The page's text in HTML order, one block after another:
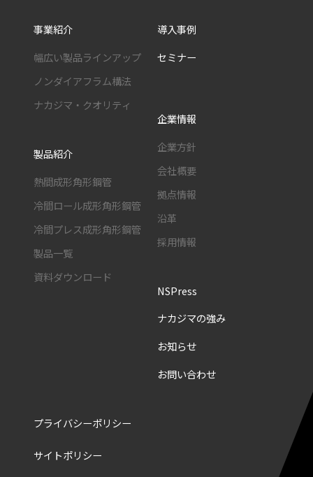
事業紹介
幅広い製品ラインアップ
ノンダイアフラム構法
ナカジマ・クオリティ
製品紹介
熱間成形角形鋼管
冷間ロール成形角形鋼管
冷間プレス成形角形鋼管
製品一覧
資料ダウンロード
導入事例
セミナー
企業情報
企業方針
会社概要
拠点情報
沿革
採用情報
NSPress
ナカジマの強み
お知らせ
お問い合わせ
プライバシーポリシー
サイトポリシー